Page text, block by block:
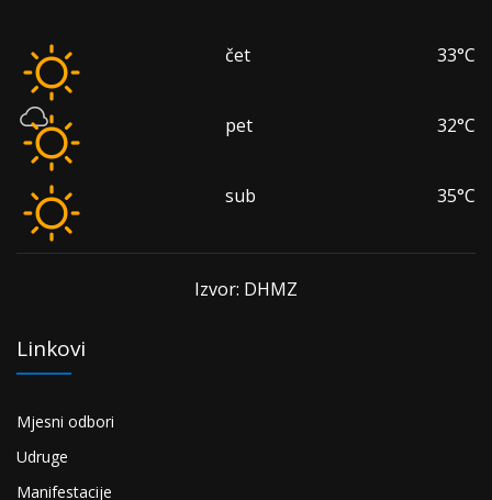
čet 33°C
pet 32°C
sub 35°C
Izvor: DHMZ
Linkovi
Mjesni odbori
Udruge
Manifestacije